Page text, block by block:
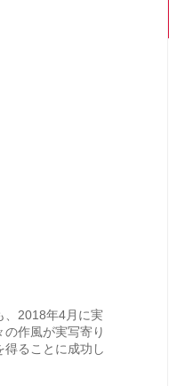
、2018年4月に実
作風が実写寄り
ることに成功し